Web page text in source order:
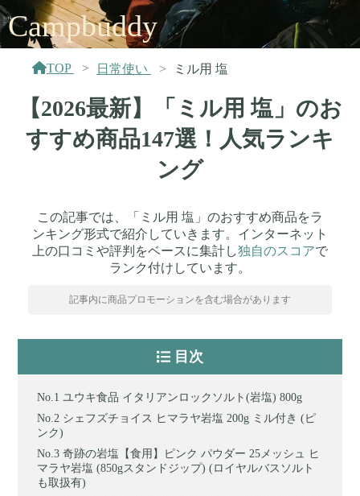
Campbuddy
TOP 日常使い ミル用 塩
【2026最新】「ミル用 塩」のお
すすめ商品147選！人気ランキ
ング
この記事では、「ミル用 塩」のおすすめ商品をラ
ンキング形式で紹介していきます。インターネット
上の口コミや評判をベースに集計し独自のスコアで
ランク付けしています。
記事内に商品プロモーションを含む場合があります
目次
ユウキ食品 イタリアンロックソルト(岩塩) 800g
シェフズチョイス ヒマラヤ岩塩 200g ミル付き (ピ
ンク)
奇跡の岩塩【食用】ピンク パウダー 25メッシュ ヒ
マラヤ岩塩 (850gスタンドジップ) (ロイヤルバスソルト
も取扱有)